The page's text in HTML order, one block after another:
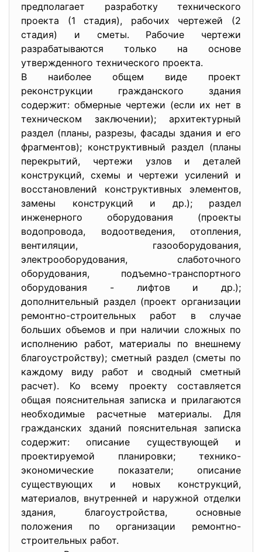
предполагает разработку технического
проекта (1 стадия), рабочих чертежей (2
стадия) и сметы. Рабочие чертежи
разрабатываются только на основе
утвержденного технического проекта.
В наиболее общем виде проект
реконструкции гражданского здания
содержит: обмерные чертежи (если их нет в
техническом заключении); архитектурный
раздел (планы, разрезы, фасады здания и его
фрагментов); конструктивный раздел (планы
перекрытий, чертежи узлов и деталей
конструкций, схемы и чертежи усилений и
восстановлений конструктивных элементов,
замены конструкций и др.); раздел
инженерного оборудования (проекты
водопровода, водоотведения, отопления,
вентиляции, газооборудования,
электрооборудования, слаботочного
оборудования, подъемно-транспортного
оборудования - лифтов и др.);
дополнительный раздел (проект организации
ремонтно-строительных работ в случае
больших объемов и при наличии сложных по
исполнению работ, материалы по внешнему
благоустройству); сметный раздел (сметы по
каждому виду работ и сводный сметный
расчет). Ко всему проекту составляется
общая пояснительная записка и прилагаются
необходимые расчетные материалы. Для
гражданских зданий пояснительная записка
содержит: описание существующей и
проектируемой планировки; технико-
экономические показатели; описание
существующих и новых конструкций,
материалов, внутренней и наружной отделки
здания, благоустройства, основные
положения по организации ремонтно-
строительных работ.